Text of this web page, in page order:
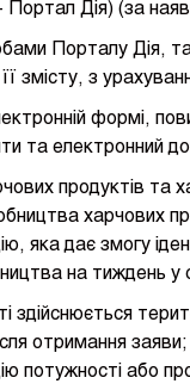
Портал Дія) (за
Порталу Дія,
її змісту, з
формі,
та електронний
продуктів та
харчових
яка дає змогу
на тиждень у
здійснюється
отримання заяви;
потужності або